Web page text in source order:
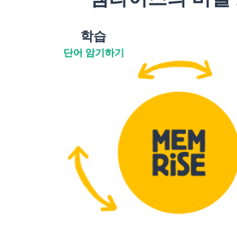
학습
단어 암기하기